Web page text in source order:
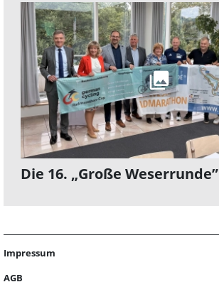
Die 16. „Große Weserrunde”
Impressum
AGB